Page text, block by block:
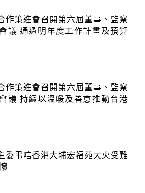
作策進會召開第六屆董事、監察
議 通過明年度工作計畫及預算
作策進會召開第六屆董事、監察
議 持續以溫暖及善意推動台港
委弔唁香港大埔宏福苑大火受難